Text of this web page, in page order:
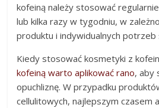
kofeiną należy stosować
lub kilka razy w tygodniu, w
produktu i indywidualnych potrzeb
Kiedy stosować kosmetyki z
kofeiną warto aplikować rano, aby
opuchliznę. W przypadku
cellulitowych, najlepszym czasem